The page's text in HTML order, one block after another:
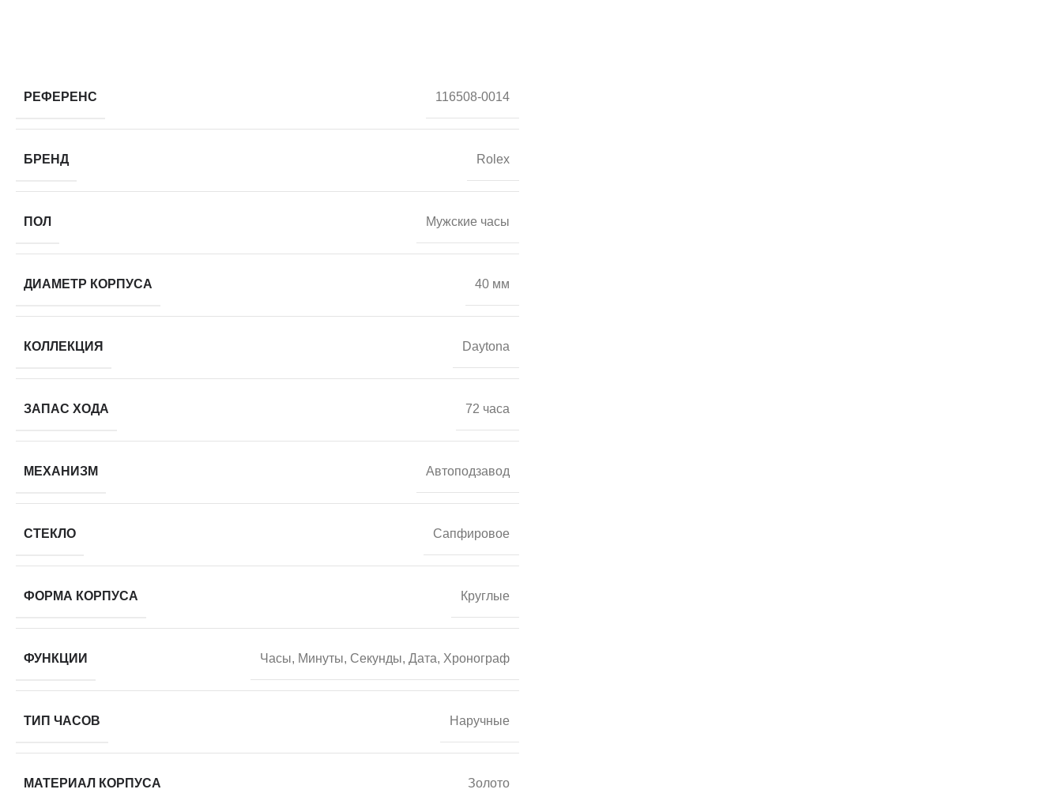
РЕФЕРЕНС 116508-0014
БРЕНД Rolex
ПОЛ Мужские часы
ДИАМЕТР КОРПУСА 40 мм
КОЛЛЕКЦИЯ Daytona
ЗАПАС ХОДА 72 часа
МЕХАНИЗМ Автоподзавод
СТЕКЛО Сапфировое
ФОРМА КОРПУСА Круглые
ФУНКЦИИ Часы, Минуты, Секунды, Дата, Хронограф
ТИП ЧАСОВ Наручные
МАТЕРИАЛ КОРПУСА Золото